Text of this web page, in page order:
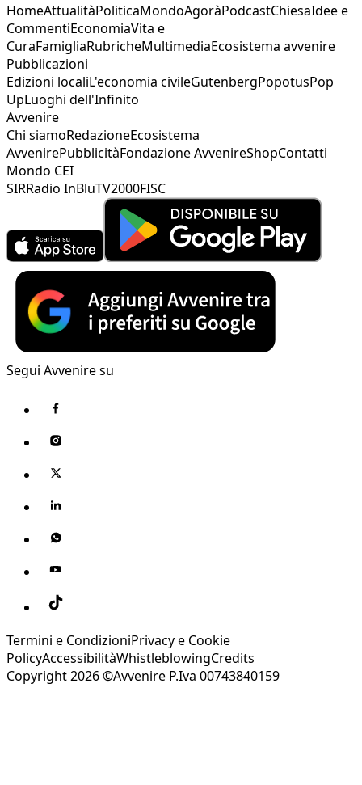
HomeAttualitàPoliticaMondoAgoràPodcastChiesaIdee e
CommentiEconomiaVita e
CuraFamigliaRubricheMultimediaEcosistema avvenire
Pubblicazioni
Edizioni localiL'economia civileGutenbergPopotusPop
UpLuoghi dell'Infinito
Avvenire
Chi siamoRedazioneEcosistema
AvvenirePubblicitàFondazione AvvenireShopContatti
Mondo CEI
SIRRadio InBluTV2000FISC
Segui Avvenire su
Termini e CondizioniPrivacy e Cookie
PolicyAccessibilitàWhistleblowingCredits
Copyright 2026 ©Avvenire P.Iva 00743840159